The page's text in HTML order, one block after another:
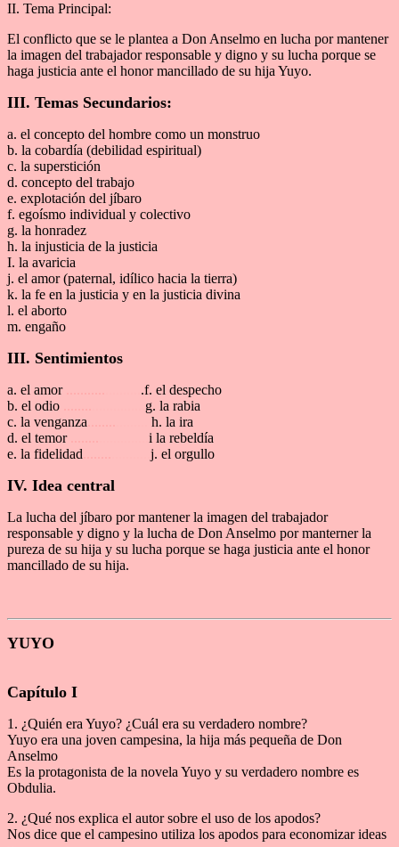
II. Tema Principal:
El conflicto que se le plantea a Don Anselmo en lucha por mantener
la imagen del trabajador responsable y digno y su lucha porque se
haga justicia ante el honor mancillado de su hija Yuyo.
III. Temas Secundarios:
a. el concepto del hombre como un monstruo
b. la cobardía (debilidad espiritual)
c. la superstición
d. concepto del trabajo
e. explotación del jíbaro
f. egoísmo individual y colectivo
g. la honradez
h. la injusticia de la justicia
I. la avaricia
j. el amor (paternal, idílico hacia la tierra)
k. la fe en la justicia y en la justicia divina
l. el aborto
m. engaño
III. Sentimientos
a. el amor
.f. el despecho
b. el odio
g. la rabia
c. la venganza
h. la ira
d. el temor
i la rebeldía
e. la fidelidad
j. el orgullo
IV. Idea central
La lucha del jíbaro por mantener la imagen del trabajador
responsable y digno y la lucha de Don Anselmo por manterner la
pureza de su hija y su lucha porque se haga justicia ante el honor
mancillado de su hija.
YUYO
Capítulo I
1. ¿Quién era Yuyo? ¿Cuál era su verdadero nombre?
Yuyo era una joven campesina, la hija más pequeña de Don
Anselmo
Es la protagonista de la novela Yuyo y su verdadero nombre es
Obdulia.
2. ¿Qué nos explica el autor sobre el uso de los apodos?
Nos dice que el campesino utiliza los apodos para economizar ideas